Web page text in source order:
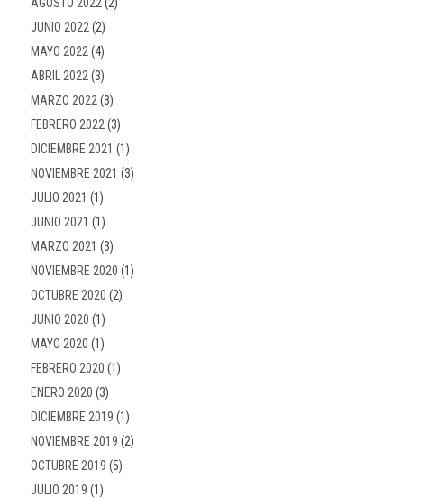
JUNIO 2022 (2)
MAYO 2022 (4)
ABRIL 2022 (3)
MARZO 2022 (3)
FEBRERO 2022 (3)
DICIEMBRE 2021 (1)
NOVIEMBRE 2021 (3)
JULIO 2021 (1)
JUNIO 2021 (1)
MARZO 2021 (3)
NOVIEMBRE 2020 (1)
OCTUBRE 2020 (2)
JUNIO 2020 (1)
MAYO 2020 (1)
FEBRERO 2020 (1)
ENERO 2020 (3)
DICIEMBRE 2019 (1)
NOVIEMBRE 2019 (2)
OCTUBRE 2019 (5)
JULIO 2019 (1)